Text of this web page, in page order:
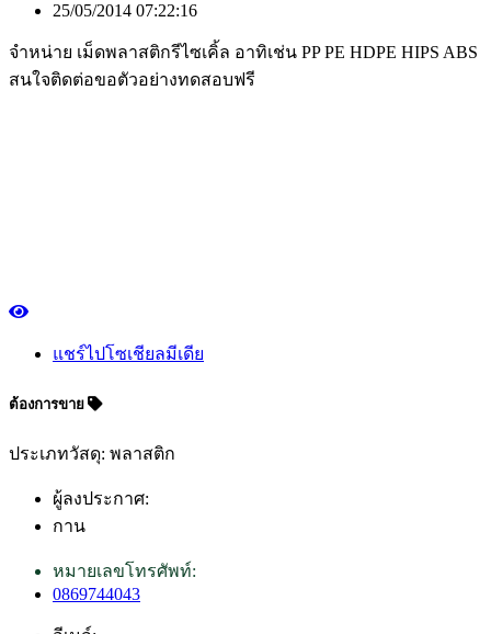
25/05/2014 07:22:16
จำหน่าย เม็ดพลาสติกรีไซเคิ้ล อาทิเช่น PP PE HDPE HIPS ABS
สนใจติดต่อขอตัวอย่างทดสอบฟรี
แชร์ไปโซเชียลมีเดีย
ต้องการขาย
ประเภทวัสดุ: พลาสติก
ผู้ลงประกาศ:
กาน
หมายเลขโทรศัพท์:
0869744043